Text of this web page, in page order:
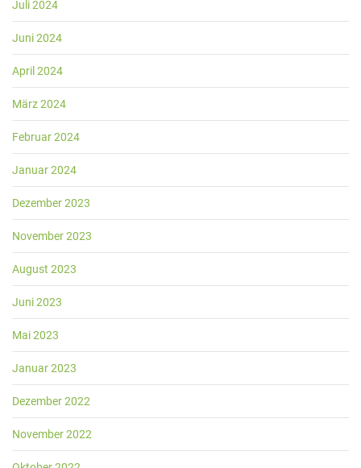
Juli 2024
Juni 2024
April 2024
März 2024
Februar 2024
Januar 2024
Dezember 2023
November 2023
August 2023
Juni 2023
Mai 2023
Januar 2023
Dezember 2022
November 2022